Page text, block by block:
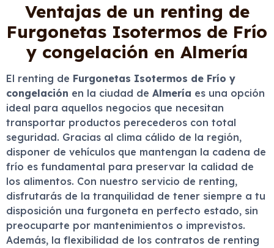
Ventajas de un renting de
Furgonetas Isotermos de Frío
y congelación en Almería
El renting de Furgonetas Isotermos de Frío y
congelación en la ciudad de Almería es una opción
ideal para aquellos negocios que necesitan
transportar productos perecederos con total
seguridad. Gracias al clima cálido de la región,
disponer de vehículos que mantengan la cadena de
frío es fundamental para preservar la calidad de
los alimentos. Con nuestro servicio de renting,
disfrutarás de la tranquilidad de tener siempre a tu
disposición una furgoneta en perfecto estado, sin
preocuparte por mantenimientos o imprevistos.
Además, la flexibilidad de los contratos de renting